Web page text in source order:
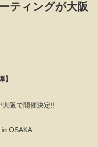
ティングが大阪
阪で開催決定‼️
OSAKA